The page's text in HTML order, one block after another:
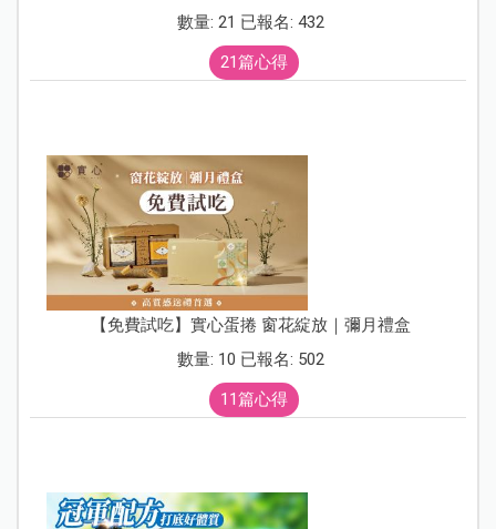
數量: 21 已報名: 432
21篇心得
【免費試吃】實心蛋捲 窗花綻放｜彌月禮盒
數量: 10 已報名: 502
11篇心得